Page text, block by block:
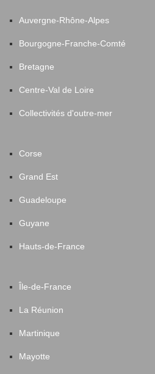
Auvergne-Rhône-Alpes
Bourgogne-Franche-Comté
Bretagne
Centre-Val de Loire
Collectivités d'outre-mer
Corse
Grand Est
Guadeloupe
Guyane
Hauts-de-France
Île-de-France
La Réunion
Martinique
Mayotte